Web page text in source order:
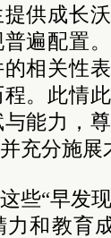
供成长
遍配置
相关性
。此情
能力，
充分施
些“早发
力和教育